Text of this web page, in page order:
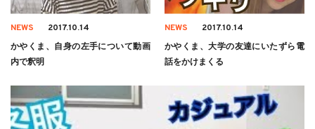
NEWS 2017.10.14
かやくま、自身の左手について動画
内で釈明
NEWS 2017.10.14
かやくま、大学の友達にいたずら電
話をかけまくる